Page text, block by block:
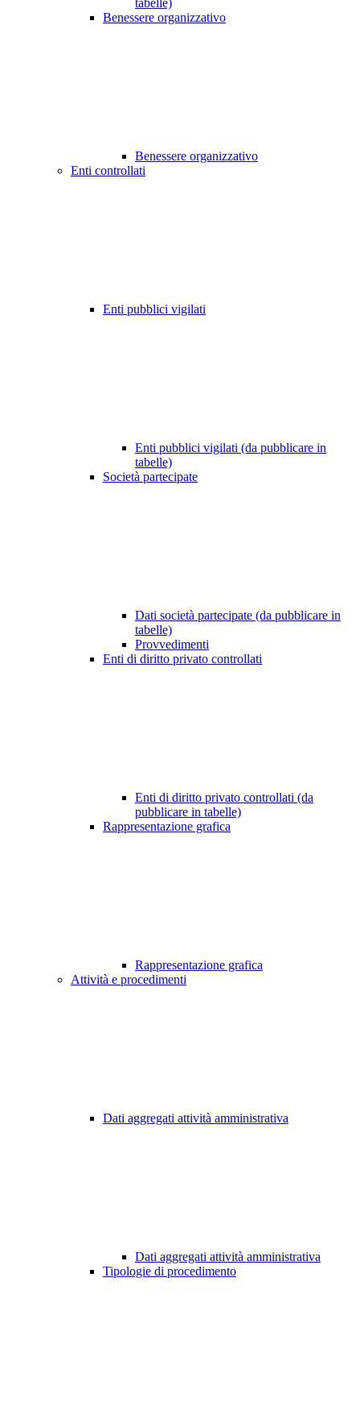
tabelle)
Benessere organizzativo
Benessere organizzativo
Enti controllati
Enti pubblici vigilati
Enti pubblici vigilati (da pubblicare in
tabelle)
Società partecipate
Dati società partecipate (da pubblicare in
tabelle)
Provvedimenti
Enti di diritto privato controllati
Enti di diritto privato controllati (da
pubblicare in tabelle)
Rappresentazione grafica
Rappresentazione grafica
Attività e procedimenti
Dati aggregati attività amministrativa
Dati aggregati attività amministrativa
Tipologie di procedimento